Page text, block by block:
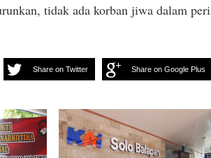
tidak ada korban jiwa dalam
Share on Twitter Share on Google Plus